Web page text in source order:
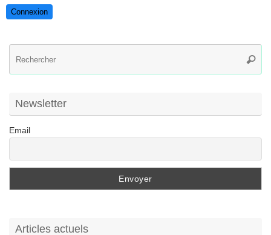
Connexion
Newsletter
Email
Articles actuels